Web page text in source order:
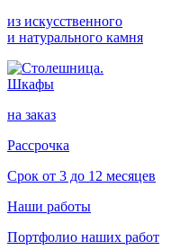
из искусственного
и натурального камня
Шкафы
на заказ
Рассрочка
Срок от 3 до 12 месяцев
Наши работы
Портфолио наших работ